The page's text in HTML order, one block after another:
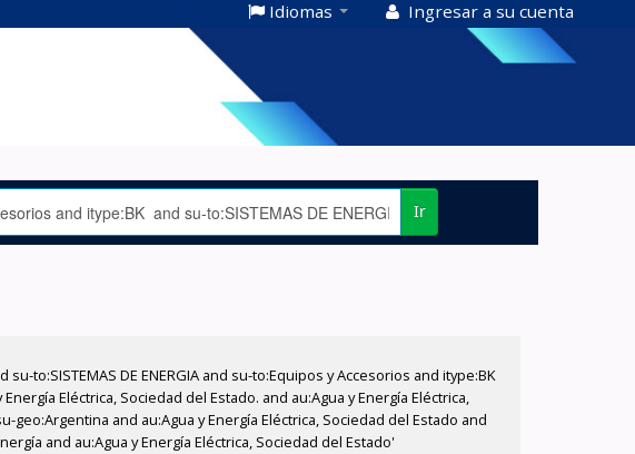
Idiomas Ingresar a su cuenta
Ir
to:SISTEMAS DE ENERGIA and su-to:Equipos y Accesorios and itype:BK
Eléctrica, Sociedad del Estado. and au:Agua y Energía Eléctrica,
and au:Agua y Energía Eléctrica, Sociedad del Estado and
and au:Agua y Energía Eléctrica, Sociedad del Estado'